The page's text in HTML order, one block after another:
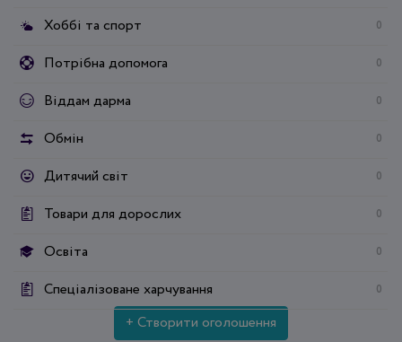
Хоббі та спорт 0
Потрібна допомога 0
Віддам дарма 0
Обмін 0
Дитячий світ 0
Товари для дорослих 0
Освіта 0
Спеціалізоване харчування 0
+ Створити оголошення